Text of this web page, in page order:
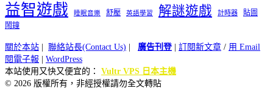
益智遊戲 睡眠音樂 舒壓 英語學習 解謎遊戲 計時器
貼圖
鬧鐘
關於本站 | 聯絡站長(Contact Us) | 廣告刊登| 訂閱新文章 / 用 Email
閱電子報 | WordPress
本站使用又快又便宜的： Vultr VPS 日本主機
© 2026 版權所有，非經授權請勿全文轉貼